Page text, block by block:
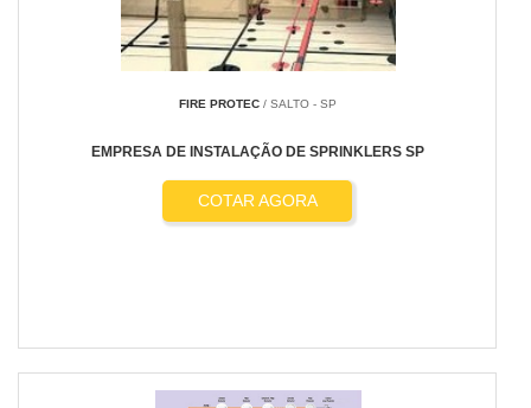
FIRE PROTEC/ SALTO - SP
EMPRESA DE INSTALAÇÃO DE SPRINKLERS SP
COTAR AGORA